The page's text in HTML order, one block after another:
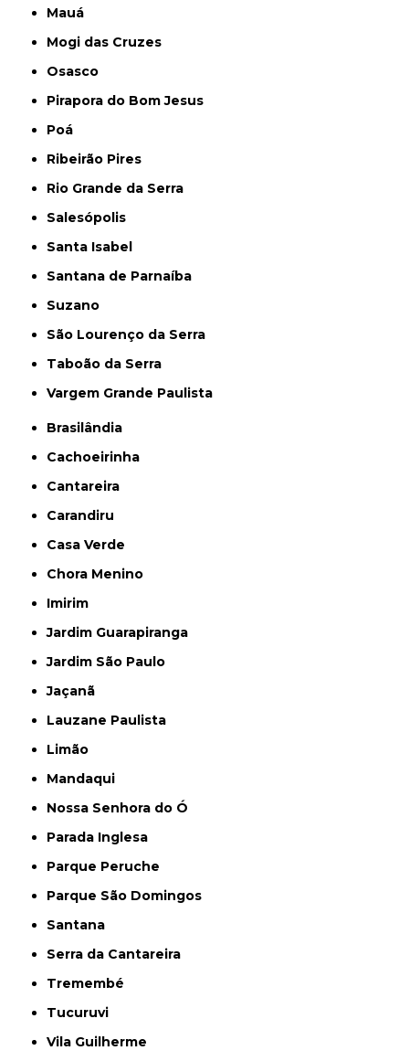
Mauá
Mogi das Cruzes
Osasco
Pirapora do Bom Jesus
Poá
Ribeirão Pires
Rio Grande da Serra
Salesópolis
Santa Isabel
Santana de Parnaíba
Suzano
São Lourenço da Serra
Taboão da Serra
Vargem Grande Paulista
Brasilândia
Cachoeirinha
Cantareira
Carandiru
Casa Verde
Chora Menino
Imirim
Jardim Guarapiranga
Jardim São Paulo
Jaçanã
Lauzane Paulista
Limão
Mandaqui
Nossa Senhora do Ó
Parada Inglesa
Parque Peruche
Parque São Domingos
Santana
Serra da Cantareira
Tremembé
Tucuruvi
Vila Guilherme